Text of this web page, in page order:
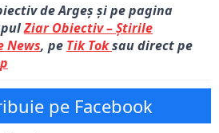
de Argeș și pe pagina
Ziar Obiectiv – Știrile
News, pe Tik Toksau direct pe
pe Facebook